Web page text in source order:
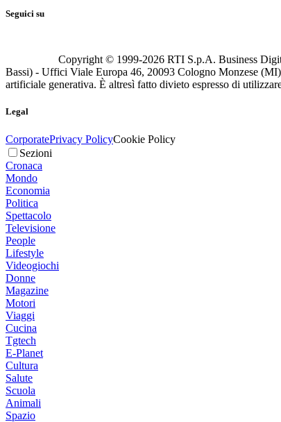
Seguici su
Copyright © 1999-2026 RTI S.p.A. Business
Bassi) - Uffici Viale Europa 46, 20093 Cologno Monzese (MI)
artificiale generativa. È altresì fatto divieto espresso di
Legal
CorporatePrivacy PolicyCookie Policy
Sezioni
Cronaca
Mondo
Economia
Politica
Spettacolo
Televisione
People
Lifestyle
Videogiochi
Donne
Magazine
Motori
Viaggi
Cucina
Tgtech
E-Planet
Cultura
Salute
Scuola
Animali
Spazio